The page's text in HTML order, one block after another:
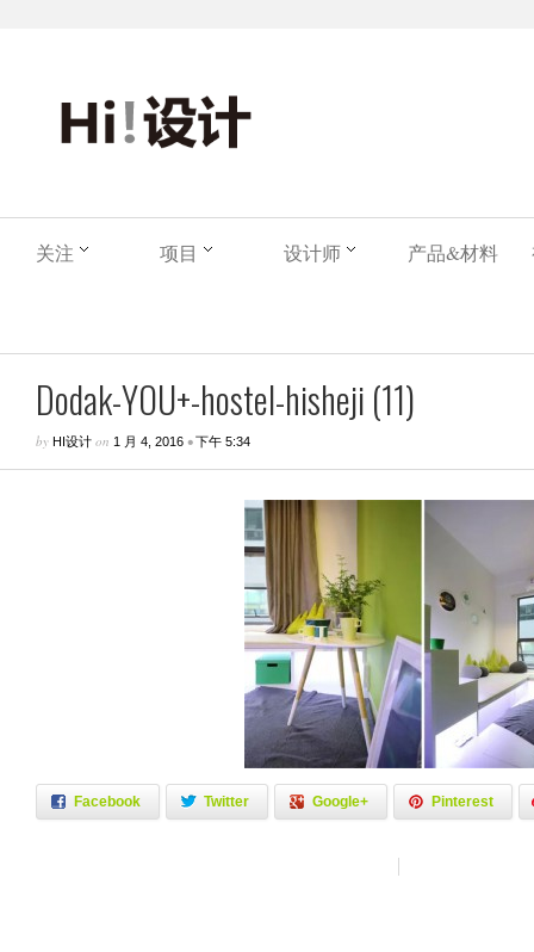
关注 项目 设计师 产品&材料
Dodak-YOU+-hostel-hisheji (11)
by HI设计 on 1 月 4, 2016 •下午 5:34
Facebook Twitter Google+ Pinterest